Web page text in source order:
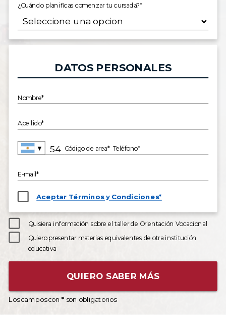
¿Cuándo planificas comenzar tu cursada?*
DATOS PERSONALES
Nombre*
Apellido*
▼ Código de area* Teléfono*
E-mail*
Aceptar Términos y Condiciones*
Quisiera información sobre el taller de Orientación Vocacional
Quiero presentar materias equivalentes de otra institución
educativa
QUIERO SABER MÁS
Los campos con * son obligatorios